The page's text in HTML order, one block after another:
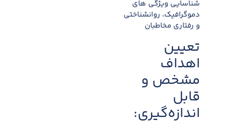
شناسایی ویژگی های
دموگرافیک، روانشناختی
و رفتاری مخاطبان
تعیین
اهداف
مشخص و
قابل
اندازه‌گیری: